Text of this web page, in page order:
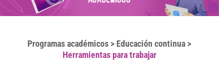
Programas académicos > Educación continua >
Herramientas para trabajar